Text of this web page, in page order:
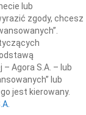
lub
zgody, chcesz
Agora S.A. – lub
lub
jest kierowany.